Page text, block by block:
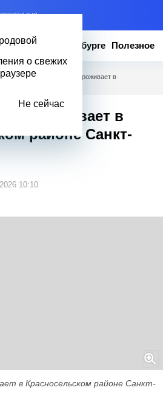
ДНЯ
о свежих
Не сейчас
Вопросы о Петербурге Полезное
/ Сколько человек проживает в
проживает в
районе Санкт-
10:10
в Красносельском районе Санкт-